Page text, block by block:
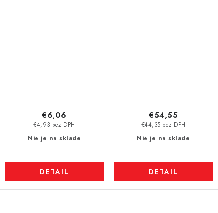
Nie je na sklade
€4,93 bez DPH
€6,06
DETAIL
Nie je na sklade
€44,35 bez DPH
€54,55
DETAIL